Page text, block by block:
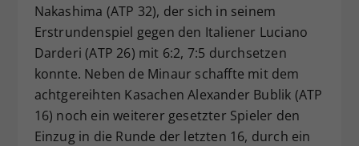
Nakashima (ATP 32), der sich in seinem
Erstrundenspiel gegen den Italiener Luciano
Darderi (ATP 26) mit 6:2, 7:5 durchsetzen
konnte. Neben de Minaur schaffte mit dem
achtgereihten Kasachen Alexander Bublik (ATP
16) noch ein weiterer gesetzter Spieler den
Einzug in die Runde der letzten 16, durch ein